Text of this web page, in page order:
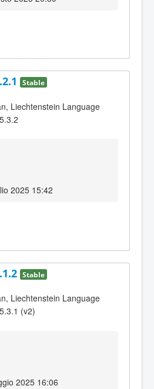
Stable
Liechtenstein Language
2025 15:42
Stable
Liechtenstein Language
(v2)
2025 16:06